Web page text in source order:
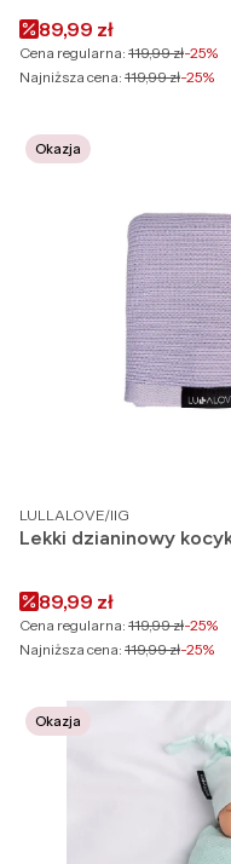
Cena promocyjna
89,99 zł
Cena regularna: 119,99 zł-25%
Najniższa cena: 119,99 zł-25%
Okazja
PRODUCENT
LULLALOVE/IIG
Lekki dzianinowy
Cena promocyjna
89,99 zł
Cena regularna: 119,99 zł-25%
Najniższa cena: 119,99 zł-25%
Okazja